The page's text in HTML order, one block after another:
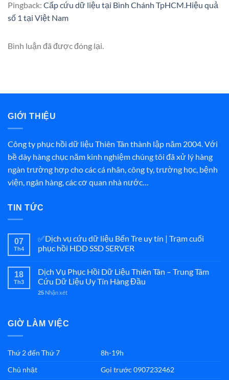
Pingback: Cấp cứu dữ liệu tại Bình Chánh TpHCM.Hiệu quả
số 1 tại Việt Nam
Bình luận đã được đóng lại.
GIỚI THIỆU
Công ty phục hồi dữ liệu Thiên Tân thành lập năm 2004. Với
bề dày hàng chục năm kinh nghiệm chúng tôi đã xử lý hàng
ngàn trường hợp cho các cá nhân, công ty, trường học, bệnh
viện, ngân hàng, các cơ quan nhà nước…
TIN TỨC
07
Th4
✅Dịch vụ cứu dữ liệu Bến Tre uy tín | Trạm cuối
phục hồi HDD SSD SERVER
18
Th3
Dịch Vụ Phục Hồi Dữ Liệu Thiên Tân – Trung Tâm
Cứu Dữ Liệu Uy Tín Hàng Đầu
25 Nhận xét
GIỜ LÀM VIỆC
Thứ 2 đến Thứ 7
8h-19h
Chủ nhật
Gọi trước 0907232462